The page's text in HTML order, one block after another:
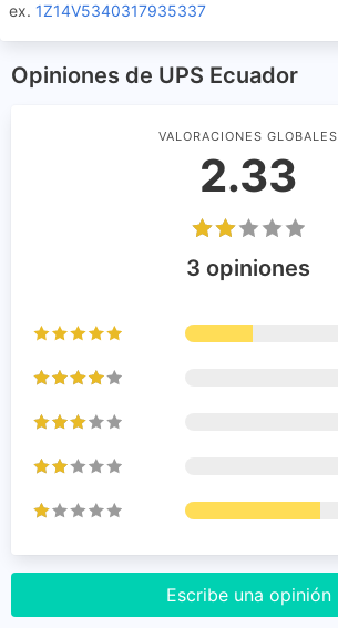
ex. 1Z14V5340317935337
Opiniones de UPS Ecuador
VALORACIONES GLOBALES
2.33
3 opiniones
Escribe una opinión